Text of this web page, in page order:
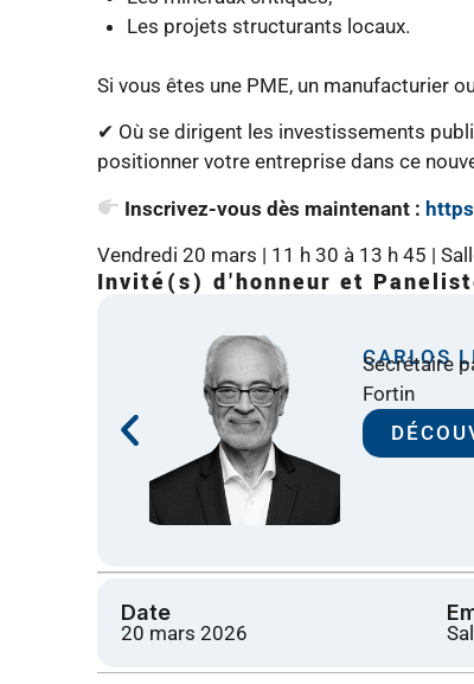
Les projets structurants locaux.
Si vous êtes une PME, un manufacturier
✔ Où se dirigent les investissements
positionner votre entreprise dans ce
Inscrivez-vous dès maintenant :
Vendredi 20 mars | 11 h 30 à 13 h 45 |
Invité(s) d'honneur et
CARLOS
Secrétaire
Fortin
Date
20 mars 2026